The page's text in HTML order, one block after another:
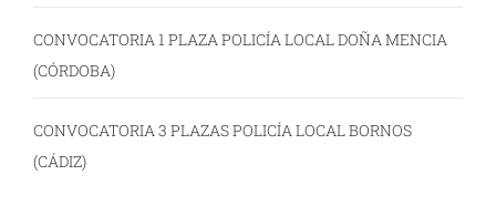
CONVOCATORIA 1 PLAZA POLICÍA LOCAL DOÑA MENCIA
(CÓRDOBA)
CONVOCATORIA 3 PLAZAS POLICÍA LOCAL BORNOS
(CÁDIZ)